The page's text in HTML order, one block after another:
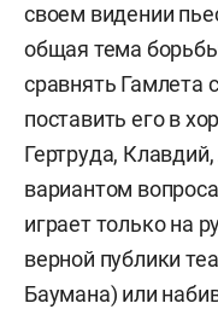
своем видении
общая тема
сравнять
поставить его в
Гертруда,
вариантом
играет только на
верной публики
Баумана) или